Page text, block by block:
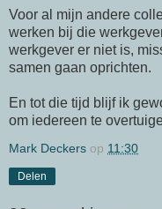
Voor al mijn andere
werken bij die
werkgever er niet is,
samen gaan oprichten.
En tot die tijd blijf ik
om iedereen te
Mark Deckers op 11:30
Delen